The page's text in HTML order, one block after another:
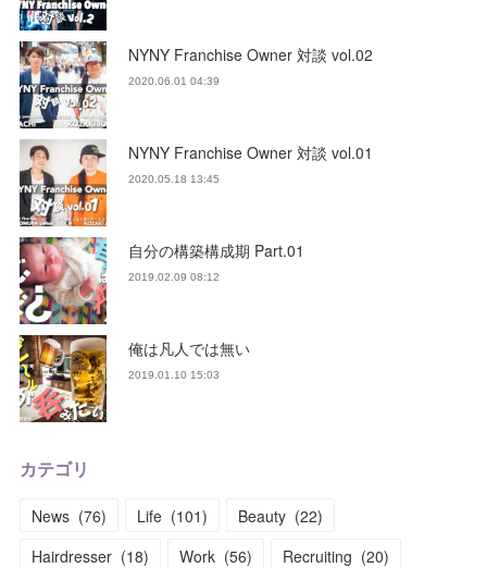
NYNY Franchise Owner 対談 vol.02
2020.06.01 04:39
NYNY Franchise Owner 対談 vol.01
2020.05.18 13:45
自分の構築構成期 Part.01
2019.02.09 08:12
俺は凡人では無い
2019.01.10 15:03
カテゴリ
News (76) Life (101) Beauty (22)
Hairdresser (18) Work (56) Recruiting (20)